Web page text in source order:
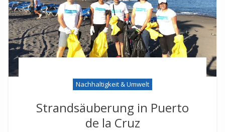
Nachhaltigkeit & Umwelt
Strandsäuberung in Puerto
de la Cruz